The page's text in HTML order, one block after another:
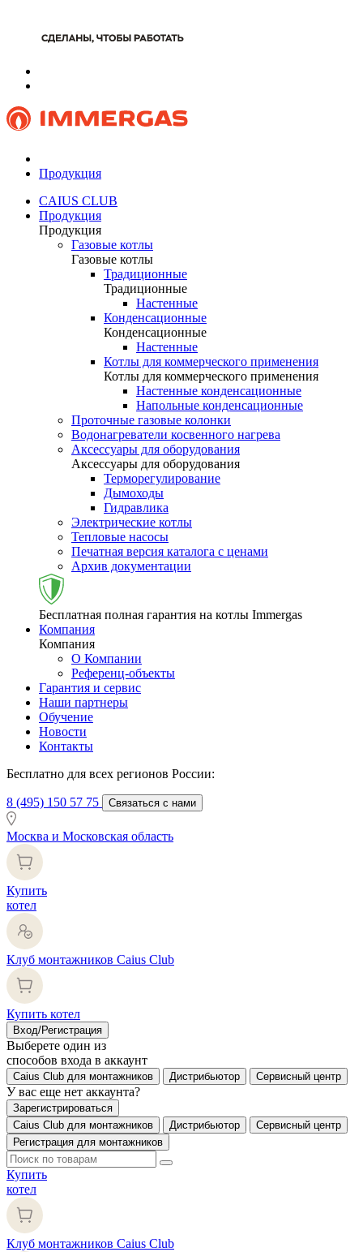
Продукция
CAIUS CLUB
Продукция
Продукция
Газовые котлы
Газовые котлы
Традиционные
Традиционные
Настенные
Конденсационные
Конденсационные
Настенные
Котлы для коммерческого применения
Котлы для коммерческого применения
Настенные конденсационные
Напольные конденсационные
Проточные газовые колонки
Водонагреватели косвенного нагрева
Аксессуары для оборудования
Аксессуары для оборудования
Терморегулирование
Дымоходы
Гидравлика
Электрические котлы
Тепловые насосы
Печатная версия каталога с ценами
Архив документации
Бесплатная полная гарантия на котлы Immergas
Компания
Компания
О Компании
Референц-объекты
Гарантия и сервис
Наши партнеры
Обучение
Новости
Контакты
Бесплатно для всех регионов России:
8 (495) 150 57 75 Связаться с нами
Москва и Московская область
Купить
котел
Клуб монтажников Caius Club
Купить котел
Вход/Регистрация
Выберете один из
способов входа в аккаунт
Caius Club для монтажников Дистрибьютор Сервисный центр
У вас еще нет аккаунта?
Зарегистрироваться
Caius Club для монтажников
Дистрибьютор
Сервисный центр
Регистрация для монтажников
Купить
котел
Клуб монтажников Caius Club